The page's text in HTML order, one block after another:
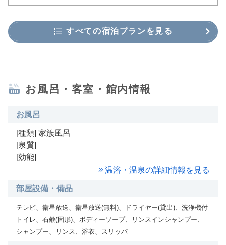
すべての宿泊プランを見る
お風呂・客室・館内情報
お風呂
[種類] 家族風呂
[泉質]
[効能]
温浴・温泉の詳細情報を見る
部屋設備・備品
テレビ、衛星放送、衛星放送(無料)、ドライヤー(貸出)、洗浄機付
トイレ、石鹸(固形)、ボディーソープ、リンスインシャンプー、
シャンプー、リンス、浴衣、スリッパ